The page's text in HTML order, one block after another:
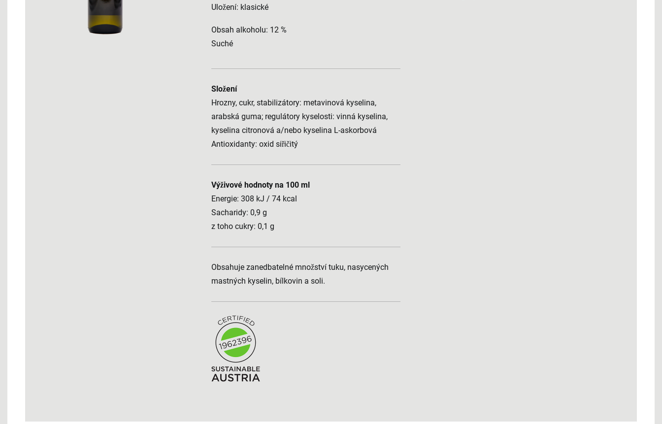
Uložení: klasické
Obsah alkoholu: 12 %
Suché
Složení
Hrozny, cukr, stabilizátory: metavinová kyselina,
arabská guma; regulátory kyselosti: vinná kyselina,
kyselina citronová a/nebo kyselina L-askorbová
Antioxidanty: oxid siřičitý
Výživové hodnoty na 100 ml
Energie: 308 kJ / 74 kcal
Sacharidy: 0,9 g
z toho cukry: 0,1 g
Obsahuje zanedbatelné množství tuku, nasycených
mastných kyselin, bílkovin a soli.